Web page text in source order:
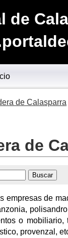
de
de Calasparra
de
empresas de
o
provenzal,